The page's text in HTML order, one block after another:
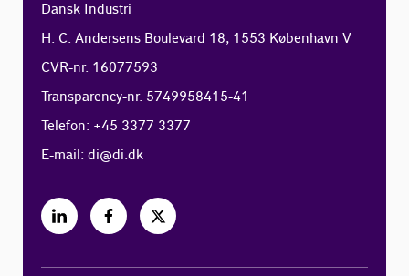
Dansk Industri
H. C. Andersens Boulevard 18, 1553 København V
CVR-nr. 16077593
Transparency-nr. 5749958415-41
Telefon: +45 3377 3377
E-mail:di@di.dk